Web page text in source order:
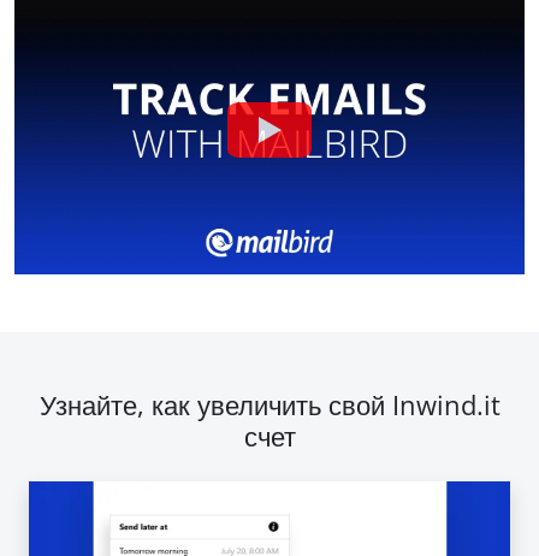
Узнайте, как увеличить свой Inwind.it
счет